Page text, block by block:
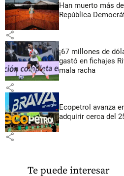
Han muerto más
República
share
¡67 millones de
gastó en fichajes
mala racha
share
Ecopetrol avanza
adquirir cerca del
share
Te puede interesar